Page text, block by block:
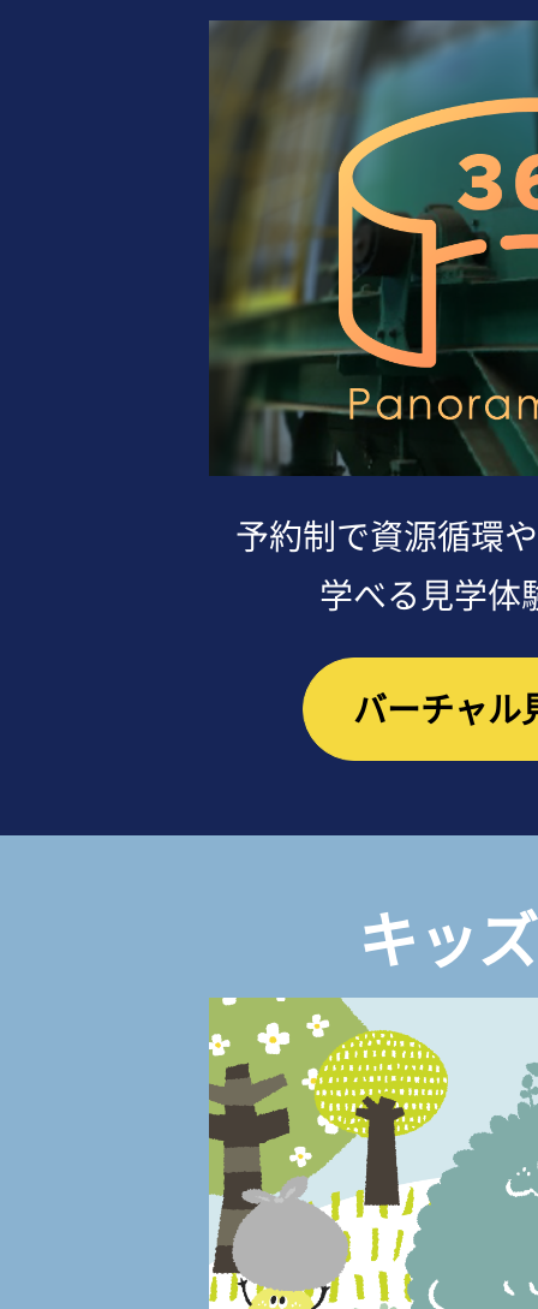
予約制で資源循環
学べる見学体
バーチャル
キッ